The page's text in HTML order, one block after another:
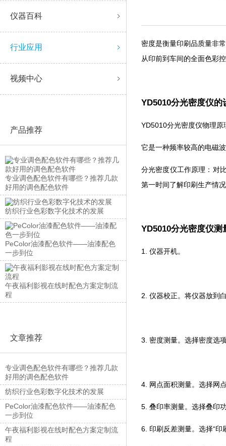
仪器百科
行业应用
视频中心
产品推荐
专业调色配色软件有哪些？推荐几款
好用的调色配色软件
纺织行业色彩数字化技术的发展
PeColor油漆配色软件——油漆配色
一步到位
午夜福利影视在线时配色方案定制流
程
文章推荐
专业调色配色软件有哪些？推荐几款
好用的调色配色软件
纺织行业色彩数字化技术的发展
PeColor油漆配色软件——油漆配色
一步到位
午夜福利影视在线时配色方案定制流
程
密度是衡量印刷品质量非常
从印前到车间的全面色彩控
YD5010分光密度仪的
YD5010分光密度仪物理原
它是一种频率较高的电磁波
分光密度仪工作原理：对
第一时间了解印刷生产情况
YD5010分光密度仪
1. 仪器开机。
2. 仪器校正。将仪器放到白
3. 密度测量。选择密度选
4. 网点面积测量。选择网点
5. 叠印率测量。选择叠印
6. 印刷反差测量。选择“印